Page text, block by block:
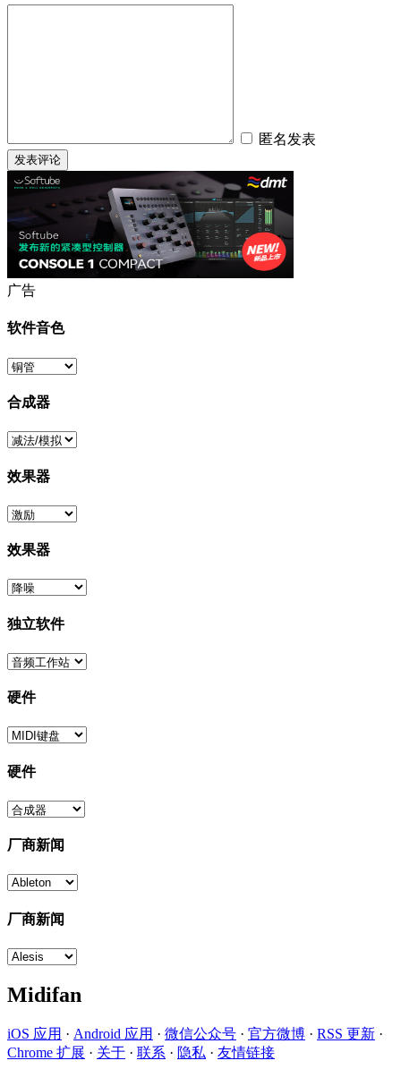
匿名发表
广告
软件音色
合成器
效果器
效果器
独立软件
硬件
硬件
厂商新闻
厂商新闻
Midifan
iOS 应用 · Android 应用 · 微信公众号 · 官方微博 · RSS 更新 ·
Chrome 扩展 · 关于 · 联系 · 隐私 · 友情链接